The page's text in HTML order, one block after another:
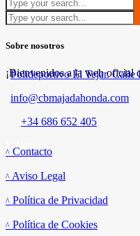
Sobre nosotros
¡Bienvenidos a la web oficial
Polideportivo El Tejar. Calle
info@cbmajadahonda.com
+34 686 652 405
Contacto
Aviso Legal
Política de Privacidad
Política de Cookies